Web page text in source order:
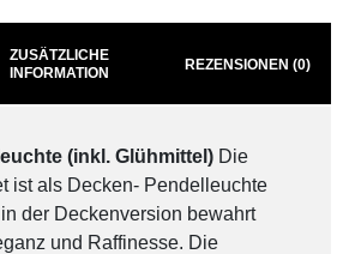
ZUSÄTZLICHE
INFORMATION
REZENSIONEN (0)
(inkl. Glühmittel) Die
ist als Decken- Pendelleuchte
der Deckenversion bewahrt
und Raffinesse. Die